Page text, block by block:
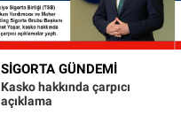
SIGORTA GÜNDEMI
Kasko hakkında çarpıcı
açıklama